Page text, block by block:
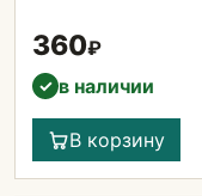
360₽
✓ в наличии
В корзину